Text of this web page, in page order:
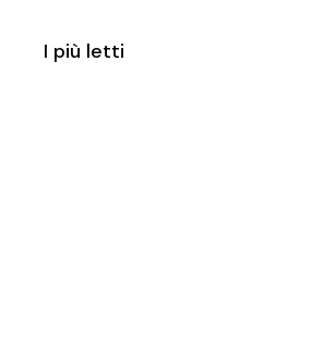
I più letti